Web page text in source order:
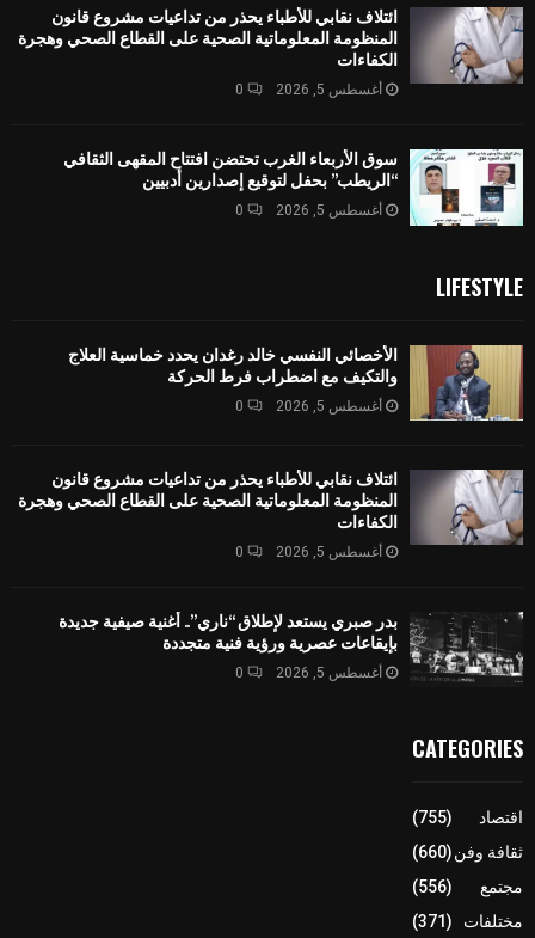
ائتلاف نقابي للأطباء يحذر من تداعيات مشروع قانون
المنظومة المعلوماتية الصحية على القطاع الصحي وهجرة
الكفاءات
أغسطس 5, 2026 0
سوق الأربعاء الغرب تحتضن افتتاح المقهى الثقافي
“الريطب” بحفل لتوقيع إصدارين أدبيين
أغسطس 5, 2026 0
LIFESTYLE
الأخصائي النفسي خالد رغدان يحدد خماسية العلاج
والتكيف مع اضطراب فرط الحركة
أغسطس 5, 2026 0
ائتلاف نقابي للأطباء يحذر من تداعيات مشروع قانون
المنظومة المعلوماتية الصحية على القطاع الصحي وهجرة
الكفاءات
أغسطس 5, 2026 0
بدر صبري يستعد لإطلاق “ناري”.. أغنية صيفية جديدة
بإيقاعات عصرية ورؤية فنية متجددة
أغسطس 5, 2026 0
CATEGORIES
اقتصاد
(755)
ثقافة وفن(660)
مجتمع
(556)
مختلفات
(371)